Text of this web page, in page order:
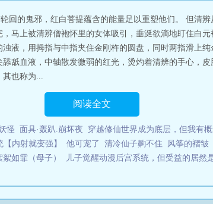
回的鬼邪，红白菩提蕴含的能量足以重塑他们。 但清
马上被清辨僧袍怀里的女体吸引，垂涎欲滴地盯住白
液，用拇指与中指夹住金刚杵的圆盘，同时两指滑上
舐血液，中轴散发微弱的红光，烫灼着清辨的手心，
其也称为...
阅读全文
怪 面具·轰趴.崩坏夜 穿越修仙世界成为底层，但我有
内射就变强】 他可宠了 清冷仙子齁不住 风筝的褶皱
絮如霏（母子） 儿子觉醒动漫后宫系统，但受益的居然